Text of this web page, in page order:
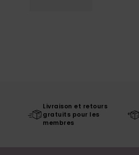
Livraison et retours
gratuits pour les
membres